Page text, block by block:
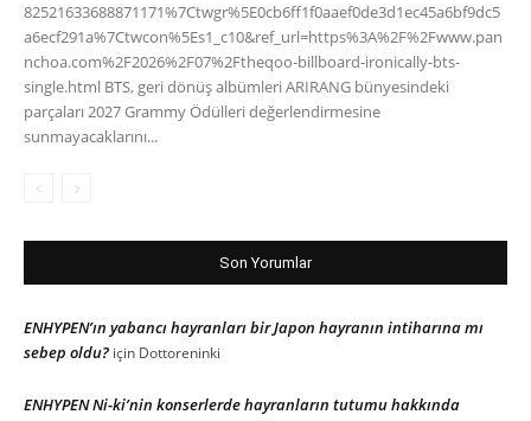
82521633688871171%7Ctwgr%5E0cb6ff1f0aaef0de3d1ec45a6bf9dc5
a6ecf291a%7Ctwcon%5Es1_c10&ref_url=https%3A%2F%2Fwww.pan
nchoa.com%2F2026%2F07%2Ftheqoo-billboard-ironically-bts-
single.html BTS, geri dönüş albümleri ARIRANG bünyesindeki
parçaları 2027 Grammy Ödülleri değerlendirmesine
sunmayacaklarını...
Son Yorumlar
ENHYPEN’ın yabancı hayranları bir Japon hayranın intiharına mı
sebep oldu? için Dottoreninki
ENHYPEN Ni-ki’nin konserlerde hayranların tutumu hakkında